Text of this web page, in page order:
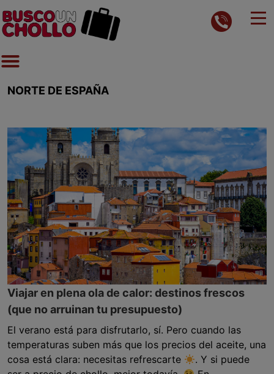
NORTE DE ESPAÑA
Viajar en plena ola de calor: destinos frescos
(que no arruinan tu presupuesto)
El verano está para disfrutarlo, sí. Pero cuando las
temperaturas suben más que los precios del aceite, una
cosa está clara: necesitas refrescarte
. Y si puede